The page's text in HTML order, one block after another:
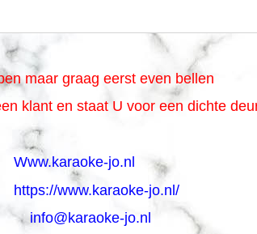
maar graag eerst even bellen
klant en staat U voor een dichte
Www.karaoke-jo.nl
https://www.karaoke-jo.nl/
info@karaoke-jo.nl